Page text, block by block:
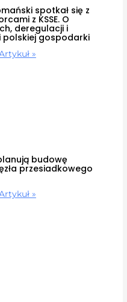
spotkał się z
z KSSE. O
deregulacji i
polskiej gospodarki
»
budowę
przesiadkowego
»